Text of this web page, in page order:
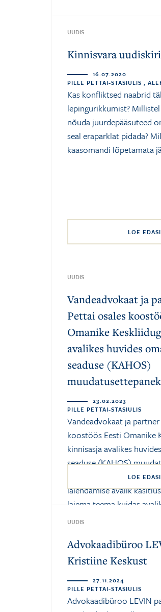
UUDIS
Kinnisvara uudiskiri
16.07.2020
PILLE PETTAI-STASIULIS ,
Kas konfliktsed naabrid
lepingurikkumist?
nõuda juurdepääsuteed
seal eraparklat pidada?
kaasomandi lõpetamata
LOE EDASI
UUDIS
Vandeadvokaat ja
Pettai osales
Omanike
avalikes huvides
seaduse (KAHOS)
23.02.2023
PILLE PETTAI-STASIULIS
Vandeadvokaat ja
koostöös Eesti Omanike
kinnisasja avalikes
seaduse (KAHOS)
tegemisel. Nursipalu
laiendamise avalik
laiema teema kuidas
LOE EDASI
UUDIS
Advokaadibüroo
Kristiine Keskust
27.11.2024
PILLE PETTAI-STASIULIS
Advokaadibüroo LEVIN